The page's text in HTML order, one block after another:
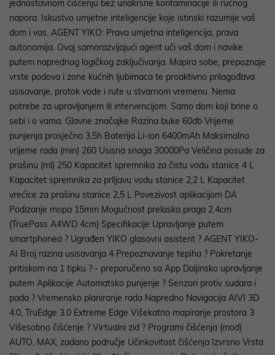
jednostavnom čišćenju bez unakrsne kontaminacije ili ručnog
napora. Iskustvo umjetne inteligencije koje istinski razumije vaš
dom i vas. AGENT YIKO: Prava umjetna inteligencija, prava
autonomija. Ovaj samorazvijajući agent uči vaš dom i navike
putem naprednog logičkog zaključivanja. Mapira sobe, prepoznaje
vrste podova i zone kućnih ljubimaca te proaktivno prilagođava
usisavanje, protok vode i rute u stvarnom vremenu. Nema
potrebe za upravljanjem ili intervencijom. Samo dom koji brine o
sebi i o vama. Glavne značajke Razina buke 60db Vrijeme
punjenja prosječno 3,5h Baterija Li-ion 6400mAh Maksimalno
vrijeme rada (min) 260 Usisna snaga 30000Pa Veličina posude za
prašinu (ml) 250 Kapacitet spremnika za čistu vodu stanice 4 L
Kapacitet spremnika za prlljavu vodu stanice 2,2 L Kapacitet
vrećice za prašinu stanice 2,5 L Povezivost aplikacijom DA
Podizanje mopa 15mm Mogućnost prelaska praga 2.4cm
(TruePass A4WD 4cm) Specifikacije Upravljanje putem
smartphonea ? Ugrađen YIKO glasovni asistent ? AGENT YIKO-
AI Broj razina usisavanja 4 Prepoznavanje tepiha ? Pokretanje
pritiskom na 1 tipku ? - preporučeno sa App Daljinsko upravljanje
putem Aplikacije Automatsko punjenje ? Senzori protiv sudara i
pada ? Vremensko planiranje rada Napredno Navigacija AIVI 3D
4.0, TruEdge 3.0 Extreme Edge Višekatno mapiranje prostora 3
Višesobno čišćenje ? Virtualni zid ? Programi čišćenja (mod)
AUTO, MAX, zadano područje Učinkovitost čišćenja Izvrsno Vrsta